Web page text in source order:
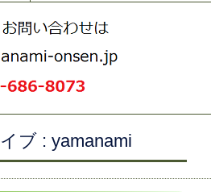
ブ : yamanami